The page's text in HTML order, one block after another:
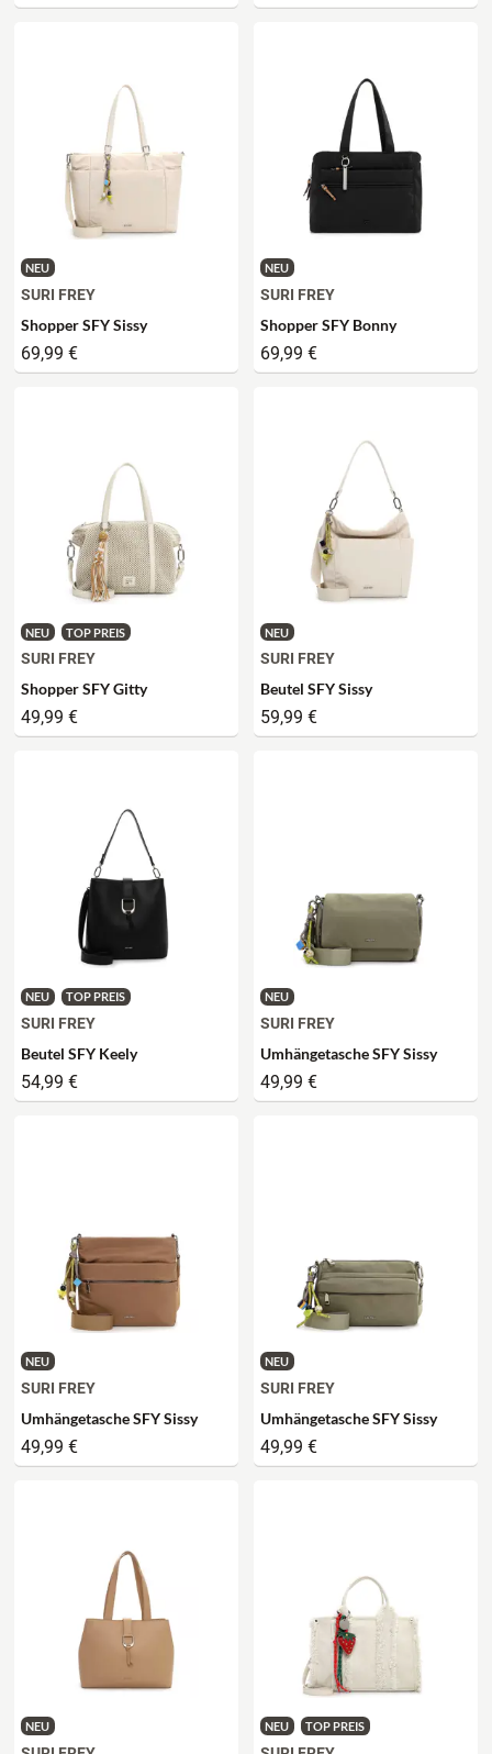
NEU
SURI FREY
Shopper SFY Sissy
69,99 €
NEU
SURI FREY
Shopper SFY Bonny
69,99 €
NEU TOP PREIS
SURI FREY
Shopper SFY Gitty
49,99 €
NEU
SURI FREY
Beutel SFY Sissy
59,99 €
NEU TOP PREIS
SURI FREY
Beutel SFY Keely
54,99 €
NEU
SURI FREY
Umhängetasche SFY Sissy
49,99 €
NEU
SURI FREY
Umhängetasche SFY Sissy
49,99 €
NEU
SURI FREY
Umhängetasche SFY Sissy
49,99 €
NEU NEU TOP PREIS